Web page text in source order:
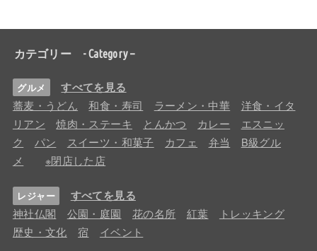
カテゴリー - Category –
グルメ すべてを見る
蕎麦・うどん 和食・寿司 ラーメン・中華
洋食・イタ
リアン
焼肉・ステーキ とんかつ カレー
エスニッ
ク
パン スイーツ・和菓子 カフェ 弁当
B級グル
メ
※閉店した店
レジャー すべてを見る
神社仏閣 公園・庭園 花の名所 紅葉
トレッキング
歴史・文化
宿 イベント